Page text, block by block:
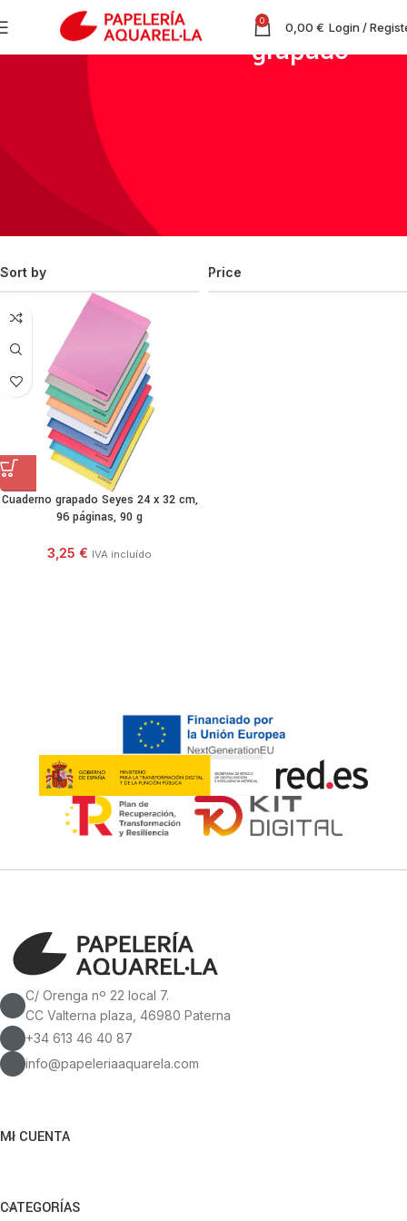
0 0,00 € Login /
Productos etiquetados “grapado” grapado
Sort by Price
Cuaderno grapado Seyes 24 x 32 cm,
96 páginas, 90 g
3,25 € IVA incluído
C/ Orenga nº 22 local 7.
CC Valterna plaza, 46980 Paterna
+34 613 46 40 87
info@papeleriaaquarela.com
MI CUENTA
CATEGORÍAS